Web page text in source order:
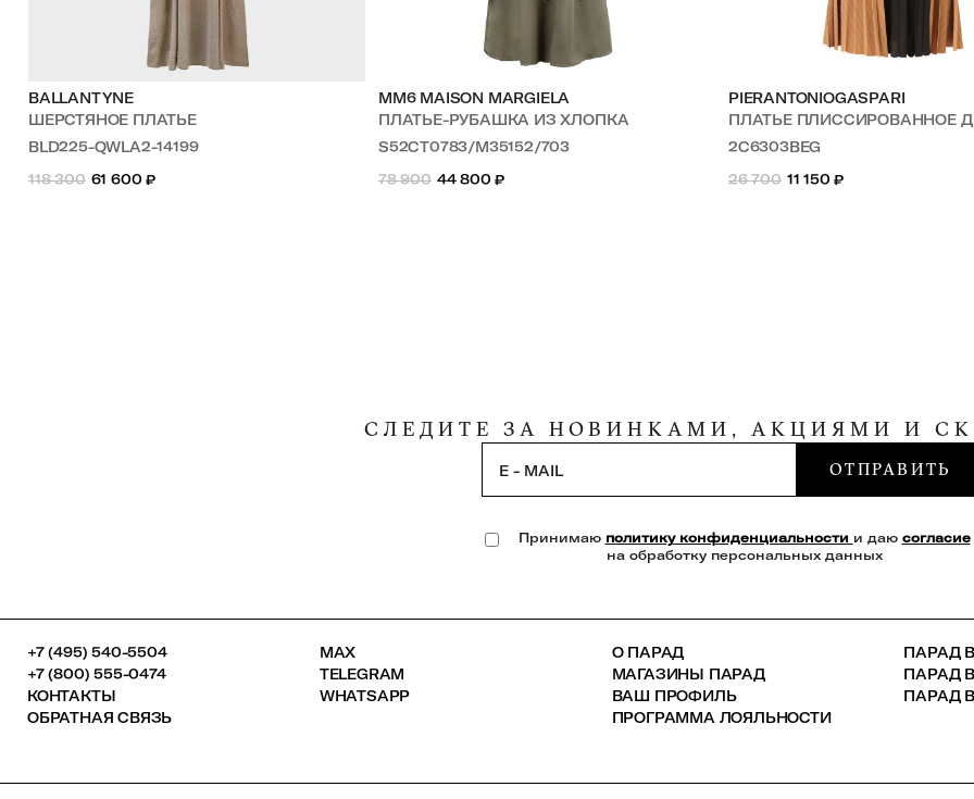
BALLANTYNE
ШЕРСТЯНОЕ ПЛАТЬЕ
BLD225-QWLA2-14199
118 300
61 600 ₽
MM6 MAISON MARGIELA
ПЛАТЬЕ-РУБАШКА ИЗ ХЛОПКА
S52CT0783/M35152/703
78 900
44 800 ₽
PIERANTONIOGASPARI
ПЛАТЬЕ ПЛИССИРОВАННОЕ
2C6303BEG
26 700
11 150 ₽
СЛЕДИТЕ ЗА НОВИНКАМИ, АКЦИЯМИ И
E - MAIL ОТПРАВИТЬ
Принимаю политику конфиденциальности и даю согласие
на обработку персональных данных
+7 (495) 540-5504
+7 (800) 555-0474
КОНТАКТЫ
ОБРАТНАЯ СВЯЗЬ
MAX
TELEGRAM
WHATSAPP
О ПАРАД
МАГАЗИНЫ ПАРАД
ВАШ ПРОФИЛЬ
ПРОГРАММА ЛОЯЛЬНОСТИ
ПАРАД
ПАРАД В
ПАРАД В